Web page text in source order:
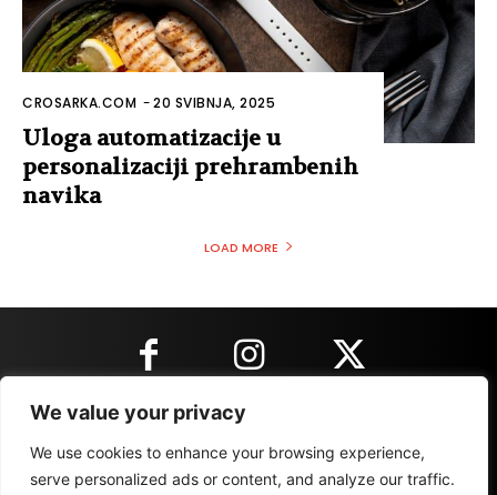
We value your privacy
We use cookies to enhance your browsing experience,
serve personalized ads or content, and analyze our traffic.
CROSARKA.COM -20 SVIBNJA, 2025
Uloga automatizacije u
personalizaciji prehrambenih
navika
LOAD MORE
KONTAKT INFORMACIJE